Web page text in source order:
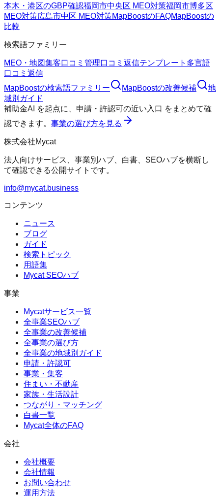
本木・港区のGBP確認福岡市中央区 MEO対策福岡市博多区
MEO対策広島市中区 MEO対策MapBoostのFAQMapBoostの
比較
検索語ファミリー
MEO・地図集客口コミ管理口コミ返信テンプレート 多言語
口コミ返信
MapBoostの検索語ファミリー MapBoostの改善候補
地
域別ガイド
補助金AI
を起点に、 申請・許認可の近い入口 をまとめて確
認できます。 事業の選び方を見る
株式会社Mycat
法人向けサービス、事業別ハブ、白書、SEOハブを横断し
て確認できる公開サイトです。
info@mycat.business
コンテンツ
ニュース
ブログ
ガイド
検索トピック
用語集
Mycat SEOハブ
事業
Mycatサービス一覧
全事業SEOハブ
全事業の改善候補
全事業の選び方
全事業の地域別ガイド
申請・許認可
事業・集客
住まい・不動産
家族・生活設計
つながり・マッチング
白書一覧
Mycat全体のFAQ
会社
会社概要
会社情報
お問い合わせ
運用方法